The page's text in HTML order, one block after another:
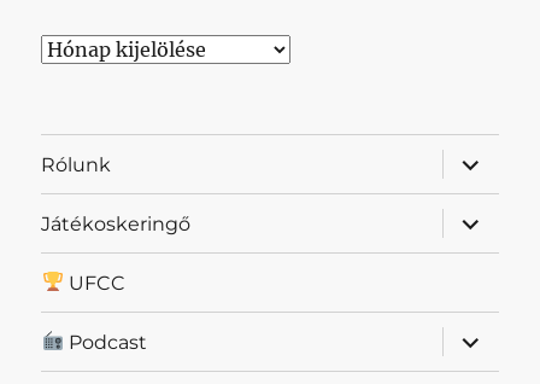
Archívum
Rólunk
almenü
Játékoskeringő
almenü
UFCC
Podcast
almenü